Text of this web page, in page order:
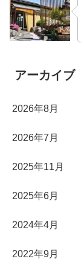
アーカイブ
2026年8月
2026年7月
2025年11月
2025年6月
2024年4月
2022年9月